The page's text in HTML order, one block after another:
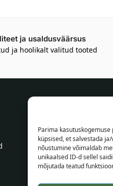
Parima
küpsised, et salvestada
nõustumine võimaldab
unikaalsed ID-d sellel
mõjutada teatud
ja usaldusväärsus
ja hoolikalt valitud tooted